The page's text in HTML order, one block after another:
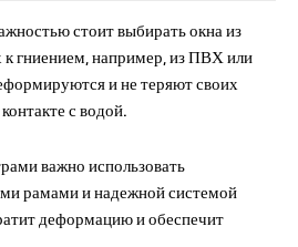
стоит выбирать окна из
гниением, например, из ПВХ или
и не теряют своих
с водой.
важно использовать
рамами и надежной системой
деформацию и обеспечит